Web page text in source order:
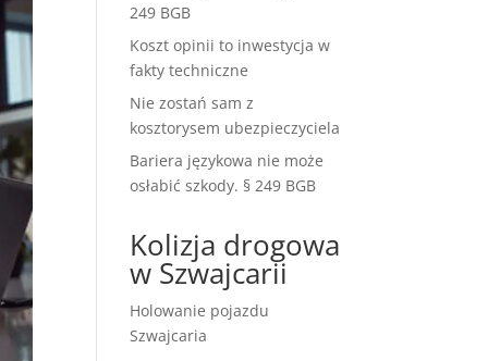
249 BGB
Koszt opinii to inwestycja w
fakty techniczne
Nie zostań sam z
kosztorysem ubezpieczyciela
Bariera językowa nie może
osłabić szkody. § 249 BGB
Kolizja drogowa
w Szwajcarii
Holowanie pojazdu
Szwajcaria